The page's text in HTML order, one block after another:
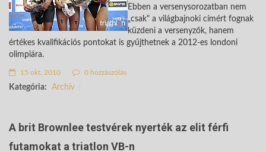
Ebben a versenysorozatban nem
„csak" a világbajnoki címért fognak
küzdeni a versenyzők, hanem
értékes kvalifikációs pontokat is gyűjthetnek a 2012-es londoni
olimpiára.
15 okt. 2010 0 hozzászólás
Kategória: Archív
A brit Brownlee testvérek nyerték az elit férfi
futamokat a triatlon VB-n